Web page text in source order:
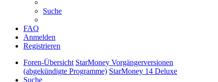
Suche
FAQ
Anmelden
Registrieren
Foren-Übersicht StarMoney Vorgängerversionen
(abgekündigte Programme) StarMoney 14 Deluxe
Suche